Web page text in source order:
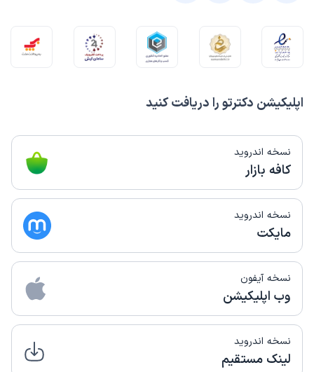
اپلیکیشن دکترتو را دریافت کنید
نسخه اندروید
کافه بازار
نسخه اندروید
مایکت
نسخه آیفون
وب اپلیکیشن
نسخه اندروید
لینک مستقیم